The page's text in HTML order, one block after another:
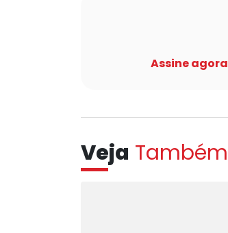
Assine agora
Veja Também